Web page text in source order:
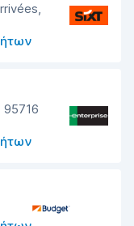
95716